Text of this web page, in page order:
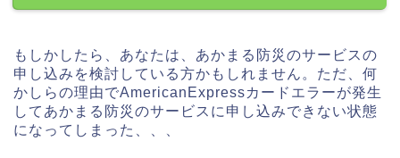
もしかしたら、あなたは、あかまる防災のサービスの
申し込みを検討している方かもしれません。ただ、何
かしらの理由でAmericanExpressカードエラーが発生
してあかまる防災のサービスに申し込みできない状態
になってしまった、、、